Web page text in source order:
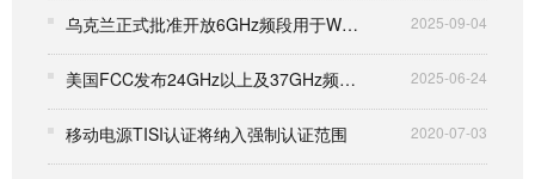
乌克兰正式批准开放6GHz频段用于Wi-Fi 6E 将于2025年9月生效 2025-09-04
美国FCC发布24GHz以上及37GHz频段新规并征求意见 2025-06-24
移动电源TISI认证将纳入强制认证范围 2020-07-03